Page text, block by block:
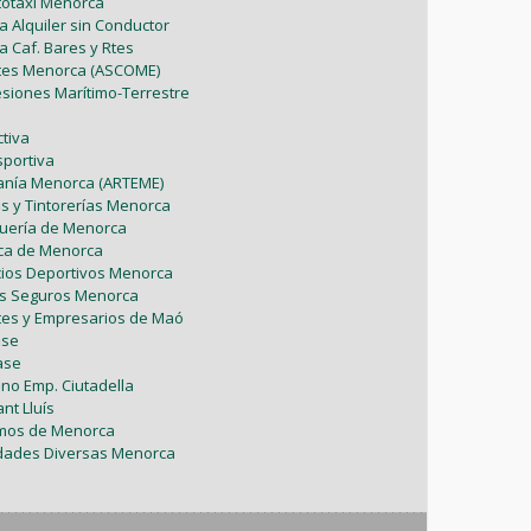
Febrero (6)
Enero (7)
Marzo (9)
Febrero (4)
Abril (6)
Marzo (8)
Febrero (7)
Enero (1)
Mayo (5)
Abril (8)
Marzo (5)
Febrero (1)
Enero (2)
Julio (2)
Junio (8)
Abril (4)
Marzo (9)
Febrero (6)
Enero (2)
Alquiler sin Conductor
Caf. Bares y Rtes
Menorca (ASCOME)
Marítimo-Terrestre
Menorca (ARTEME)
y Tintorerías Menorca
de Menorca
de Menorca
Deportivos Menorca
Seguros Menorca
y Empresarios de Maó
Emp. Ciutadella
Lluís
de Menorca
Diversas Menorca